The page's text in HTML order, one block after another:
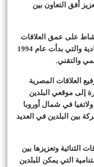
أفق التعاون بين
على عمق العلاقات
المصرية اللاتفية الدبلوماسية والاقتصادية والتي بدأت عام 1994
والتقني.
العلاقات المصرية
إلى موقعي البلدين
في شمال أوروبا
بين البلدين في العديد
الثنائية وتعزيزها بين
التي يمكن للبلدين